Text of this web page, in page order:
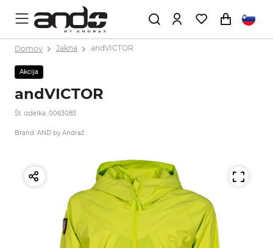
Domov Jakna andVICTOR
Akcija
andVICTOR
Št. izdelka: 0063083
Brand: AND by Andraž